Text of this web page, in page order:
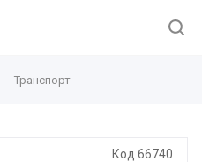
Транспорт
Код 66740